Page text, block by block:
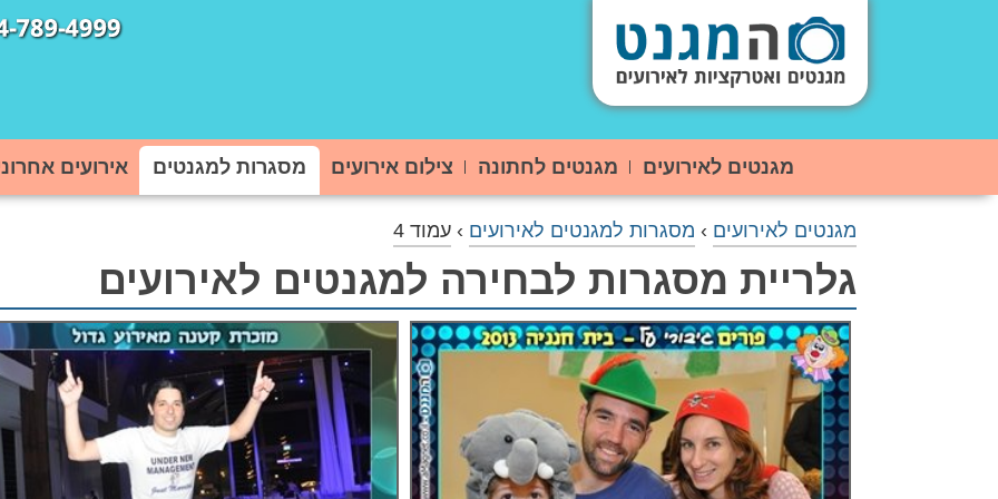
מגנטים לאירועים מגנטים לחתונה צילום אירועים מסגרות למגנטים אירועים
מגנטים לאירועים › מסגרות למגנטים לאירועים › עמוד 4
גלריית מסגרות לבחירה למגנטים לאירועים